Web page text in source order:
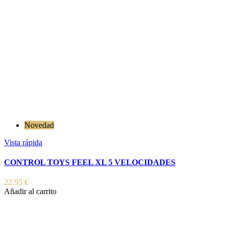
Novedad
Vista rápida
CONTROL TOYS FEEL XL 5 VELOCIDADES
22,95 €
Añadir al carrito